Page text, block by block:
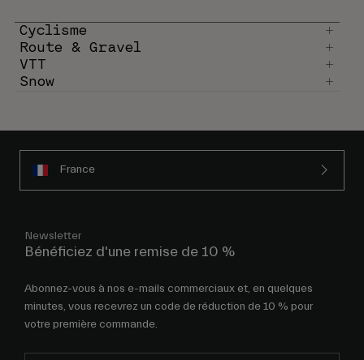
Cyclisme
Route & Gravel
VTT
Snow
France
Newsletter
Bénéficiez d'une remise de 10 %
Abonnez-vous à nos e-mails commerciaux et, en quelques
minutes, vous recevrez un code de réduction de 10 % pour
votre première commande.